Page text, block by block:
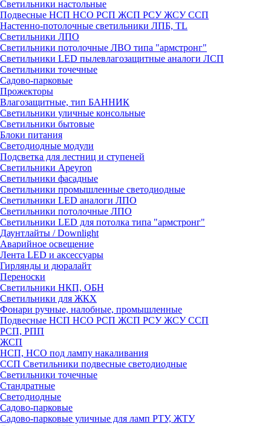
Светильники настольные
Подвесные НСП НСО РСП ЖСП РСУ ЖСУ ССП
Настенно-потолочные светильники ЛПБ, TL
Светильники ЛПО
Светильники потолочные ЛВО типа "армстронг"
Светильники LED пылевлагозащитные аналоги ЛСП
Светильники точечные
Садово-парковые
Прожекторы
Влагозащитные, тип БАННИК
Светильники уличные консольные
Светильники бытовые
Блоки питания
Светодиодные модули
Подсветка для лестниц и ступеней
Светильники Apeyron
Светильники фасадные
Светильники промышленные светодиодные
Светильники LED аналоги ЛПО
Светильники потолочные ЛПО
Светильники LED для потолка типа "армстронг"
Даунтлайты / Downlight
Аварийное освещение
Лента LED и аксессуары
Гирлянды и дюралайт
Переноски
Светильники НКП, ОБН
Светильники для ЖКХ
Фонари ручные, налобные, промышленные
Подвесные НСП НСО РСП ЖСП РСУ ЖСУ ССП
РСП, РПП
ЖСП
НСП, НСО под лампу накаливания
ССП Светильники подвесные светодиодные
Светильники точечные
Стандратные
Светодиодные
Садово-парковые
Садово-парковые уличные для ламп РТУ, ЖТУ